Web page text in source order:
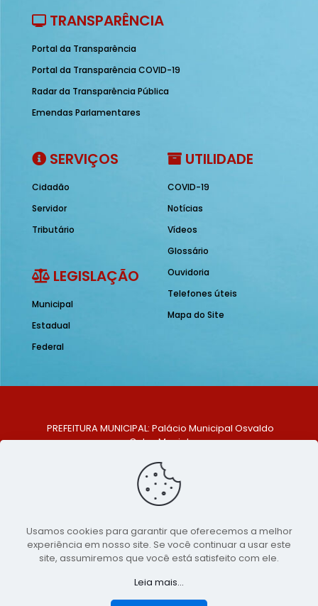
TRANSPARÊNCIA
Portal da Transparência
Portal da Transparência COVID-19
Radar da Transparência Pública
Emendas Parlamentares
SERVIÇOS
Cidadão
Servidor
Tributário
LEGISLAÇÃO
Municipal
Estadual
Federal
UTILIDADE
COVID-19
Notícias
Vídeos
Glossário
Ouvidoria
Telefones úteis
Mapa do Site
PREFEITURA MUNICIPAL: Palácio Municipal Osvaldo
Celso Maciel
Centro, São Bento do Una - PE. CEP: 553370-128
TELEFONE: (81) 99548-1569
E-MAIL: ouvidoria@saobentodouna.pe.gov.br
Copyright 2021-2026 - Assessoria de Comunicação da
Prefeitura de São Bento do Una - PE
Página desenvolvida pela agência de
Usamos cookies para garantir que oferecemos a melhor
experiência em nosso site. Se você continuar a usar este
site, assumiremos que você está satisfeito com ele.
Leia mais...